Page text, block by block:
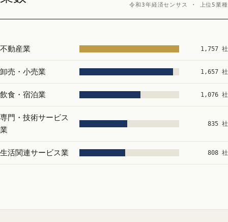
令和3年経済センサス · 上位5業種
不動産業 1,757 社
卸売・小売業 1,657 社
飲食・宿泊業 1,076 社
専門・技術サービス
業
835 社
生活関連サービス業 808 社